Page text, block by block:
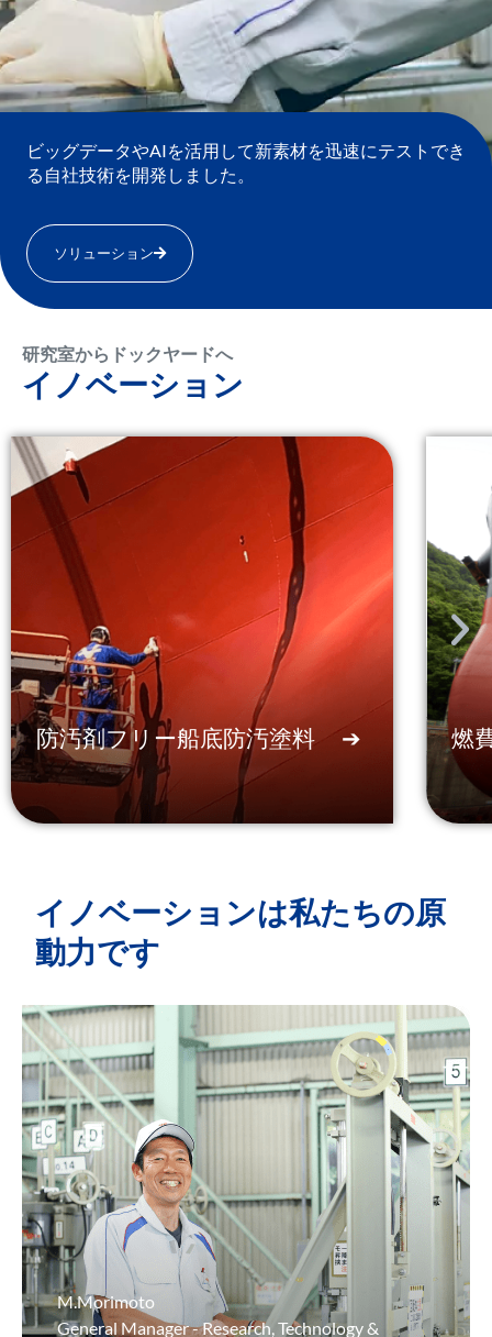
ビッグデータやAIを活用して新素材を迅速にテストでき
る自社技術を開発しました。
ソリューション
研究室からドックヤードへ
イノベーション
防汚剤フリー船底防汚塗料 ➔ 燃
イノベーションは私たちの原
動力です
M.Morimoto
General Manager - Research, Technology &